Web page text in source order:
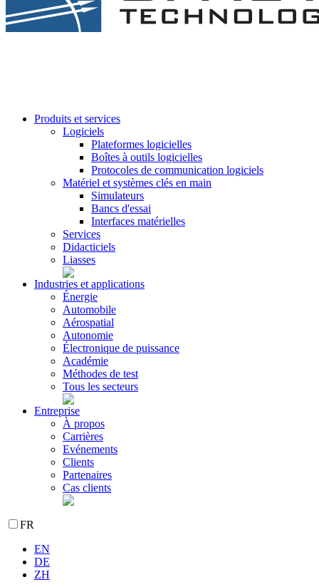
Produits et services
Logiciels
Plateformes logicielles
Boîtes à outils logicielles
Protocoles de communication logiciels
Matériel et systèmes clés en main
Simulateurs
Bancs d'essai
Interfaces matérielles
Services
Didacticiels
Liasses
Industries et applications
Énergie
Automobile
Aérospatial
Autonomie
Électronique de puissance
Académie
Méthodes de test
Tous les secteurs
Entreprise
À propos
Carrières
Evénements
Clients
Partenaires
Cas clients
FR
EN
DE
ZH